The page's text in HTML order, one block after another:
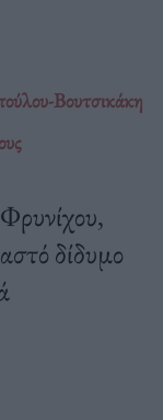
Βουτσικάκη
δίδυμο